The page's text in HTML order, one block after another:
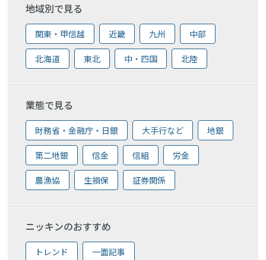
地域別で見る
関東・甲信越 近畿 九州 中部
北海道 東北 中・四国 北陸
業態で見る
財務省・金融庁・日銀 大手行など 地銀
第二地銀 信金 信組 労金
農漁協 生損保 証券関係
ニッキンのおすすめ
トレンド 一面記事